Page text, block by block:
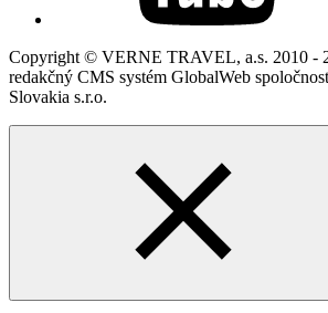
Copyright © VERNE TRAVEL, a.s. 2010 -
redakčný CMS systém GlobalWeb
Slovakia s.r.o.